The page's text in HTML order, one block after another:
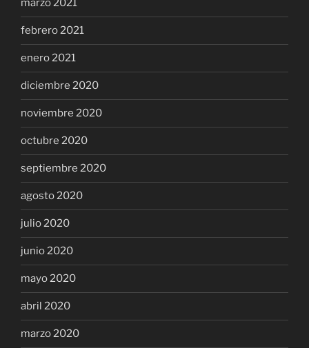
marzo 2021
febrero 2021
enero 2021
diciembre 2020
noviembre 2020
octubre 2020
septiembre 2020
agosto 2020
julio 2020
junio 2020
mayo 2020
abril 2020
marzo 2020